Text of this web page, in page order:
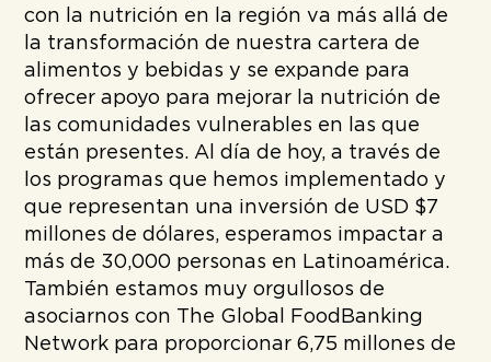
con la nutrición en la región va más allá de
la transformación de nuestra cartera de
alimentos y bebidas y se expande para
ofrecer apoyo para mejorar la nutrición de
las comunidades vulnerables en las que
están presentes. Al día de hoy, a través de
los programas que hemos implementado y
que representan una inversión de USD $7
millones de dólares, esperamos impactar a
más de 30,000 personas en Latinoamérica.
También estamos muy orgullosos de
asociarnos con The Global FoodBanking
Network para proporcionar 6,75 millones de